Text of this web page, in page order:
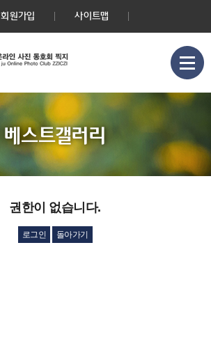
회원가입 사이트맵
베스트갤러리
권한이 없습니다.
로그인 돌아가기